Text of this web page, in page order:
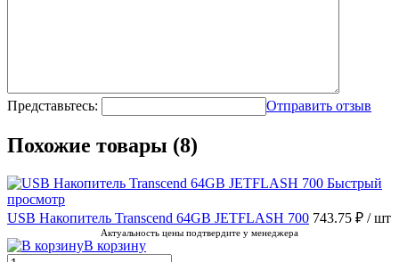
Представьтесь: Отправить отзыв
Похожие товары (8)
Быстрый
просмотр
USB Накопитель Transcend 64GB JETFLASH 700 743.75 ₽ / шт
Актуальность цены подтвердите у менеджера
В корзину